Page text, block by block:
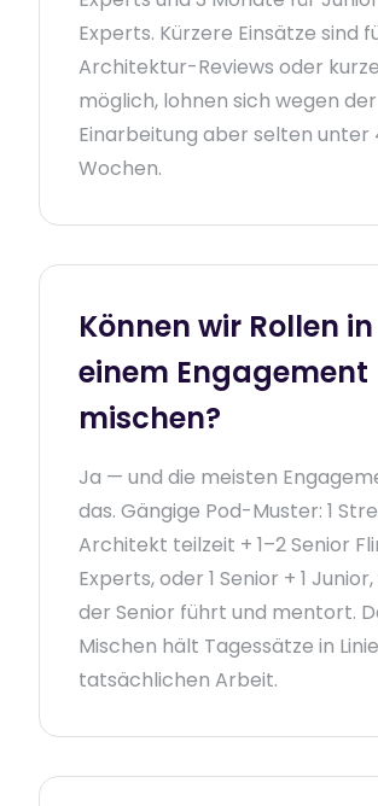
Experts. Kürzere Einsätze sind
Architektur-Reviews oder
möglich, lohnen sich wegen der
Einarbeitung aber selten unter
Wochen.
Können wir Rollen in
einem Engagement
mischen?
Ja — und die meisten
das. Gängige Pod-Muster: 1
Architekt teilzeit + 1–2 Senior
Experts, oder 1 Senior + 1
der Senior führt und mentort.
Mischen hält Tagessätze in
tatsächlichen Arbeit.